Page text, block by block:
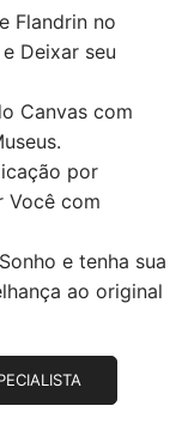
Flandrin no
Deixar seu
Canvas com
por
Você com
e tenha sua
ao original